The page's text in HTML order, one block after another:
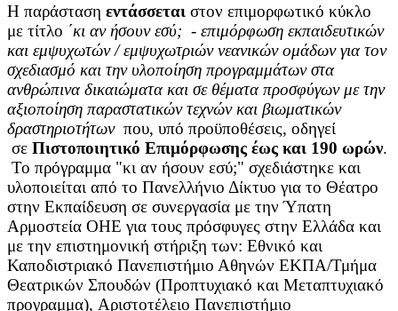
Η παράσταση εντάσσεται στον επιμορφωτικό κύκλο
με τίτλο ΄κι αν ήσουν εσύ; - επιμόρφωση εκπαιδευτικών
και εμψυχωτών / εμψυχωτριών νεανικών ομάδων για τον
σχεδιασμό και την υλοποίηση προγραμμάτων στα
ανθρώπινα δικαιώματα και σε θέματα προσφύγων με την
αξιοποίηση παραστατικών τεχνών και βιωματικών
δραστηριοτήτωνπου, υπό προϋποθέσεις, οδηγεί
σε Πιστοποιητικό Επιμόρφωσης έως και 190 ωρών.
Το πρόγραμμα "κι αν ήσουν εσύ;" σχεδιάστηκε και
υλοποιείται από το Πανελλήνιο Δίκτυο για το Θέατρο
στην Εκπαίδευση σε συνεργασία με την Ύπατη
Αρμοστεία ΟΗΕ για τους πρόσφυγες στην Ελλάδα και
με την επιστημονική στήριξη των: Εθνικό και
Καποδιστριακό Πανεπιστήμιο Αθηνών ΕΚΠΑ/Τμήμα
Θεατρικών Σπουδών (Προπτυχιακό και Μεταπτυχιακό
προγραμμα), Αριστοτέλειο Πανεπιστήμιο